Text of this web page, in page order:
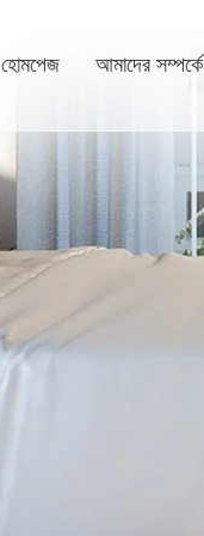
হোমপেজ আমাদের সম্পর্কে